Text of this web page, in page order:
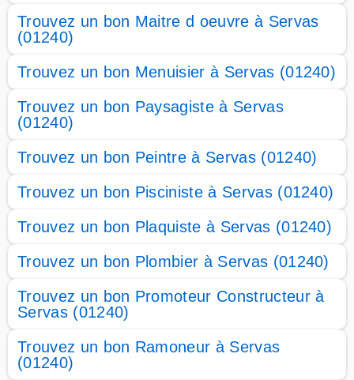
Trouvez un bon Maitre d oeuvre à Servas
(01240)
Trouvez un bon Menuisier à Servas (01240)
Trouvez un bon Paysagiste à Servas
(01240)
Trouvez un bon Peintre à Servas (01240)
Trouvez un bon Pisciniste à Servas (01240)
Trouvez un bon Plaquiste à Servas (01240)
Trouvez un bon Plombier à Servas (01240)
Trouvez un bon Promoteur Constructeur à
Servas (01240)
Trouvez un bon Ramoneur à Servas
(01240)